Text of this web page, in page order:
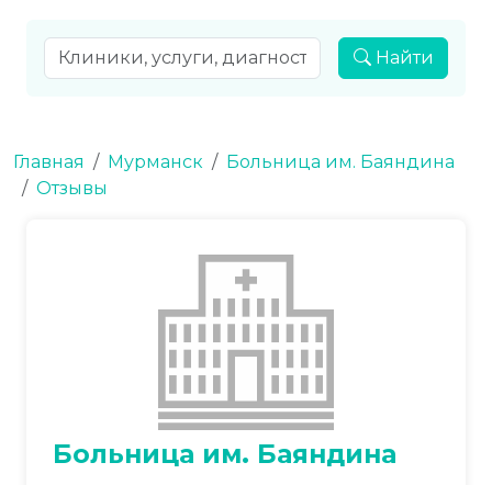
Найти
Главная Мурманск
Больница им. Баяндина
Отзывы
Больница им. Баяндина